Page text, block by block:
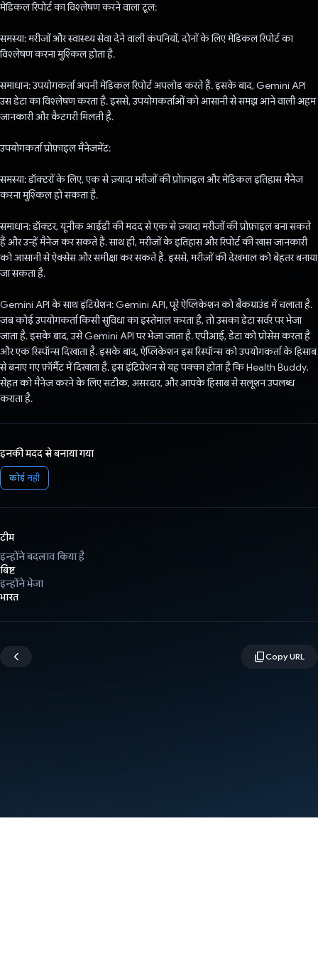
मेडिकल रिपोर्ट का विश्लेषण करने वाला टूल:
समस्या: मरीजों और स्वास्थ्य सेवा देने वाली कंपनियों, दोनों के लिए मेडिकल रिपोर्ट का
विश्लेषण करना मुश्किल होता है.
समाधान: उपयोगकर्ता अपनी मेडिकल रिपोर्ट अपलोड करते हैं. इसके बाद, Gemini API
उस डेटा का विश्लेषण करता है. इससे, उपयोगकर्ताओं को आसानी से समझ आने वाली अहम
जानकारी और कैटगरी मिलती है.
उपयोगकर्ता प्रोफ़ाइल मैनेजमेंट:
समस्या: डॉक्टरों के लिए, एक से ज़्यादा मरीजों की प्रोफ़ाइल और मेडिकल इतिहास मैनेज
करना मुश्किल हो सकता है.
समाधान: डॉक्टर, यूनीक आईडी की मदद से एक से ज़्यादा मरीजों की प्रोफ़ाइल बना सकते
हैं और उन्हें मैनेज कर सकते हैं. साथ ही, मरीजों के इतिहास और रिपोर्ट की खास जानकारी
को आसानी से ऐक्सेस और समीक्षा कर सकते हैं. इससे, मरीजों की देखभाल को बेहतर बनाया
जा सकता है.
Gemini API के साथ इंटिग्रेशन: Gemini API, पूरे ऐप्लिकेशन को बैकग्राउंड में चलाता है.
जब कोई उपयोगकर्ता किसी सुविधा का इस्तेमाल करता है, तो उसका डेटा सर्वर पर भेजा
जाता है. इसके बाद, उसे Gemini API पर भेजा जाता है. एपीआई, डेटा को प्रोसेस करता है
और एक रिस्पॉन्स दिखाता है. इसके बाद, ऐप्लिकेशन इस रिस्पॉन्स को उपयोगकर्ता के हिसाब
से बनाए गए फ़ॉर्मैट में दिखाता है. इस इंटिग्रेशन से यह पक्का होता है कि Health Buddy,
सेहत को मैनेज करने के लिए सटीक, असरदार, और आपके हिसाब से सलूशन उपलब्ध
कराता है.
इनकी मदद से बनाया गया
कोई नहीं
टीम
इन्होंने बदलाव किया है
बिष्ट
इन्होंने भेजा
भारत